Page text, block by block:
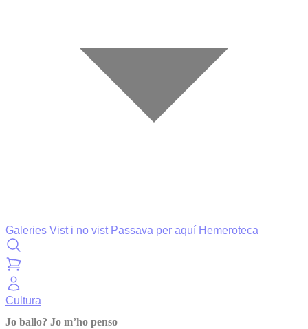
Galeries Vist i no vist Passava per aquí Hemeroteca
Cultura
Jo ballo? Jo m’ho penso